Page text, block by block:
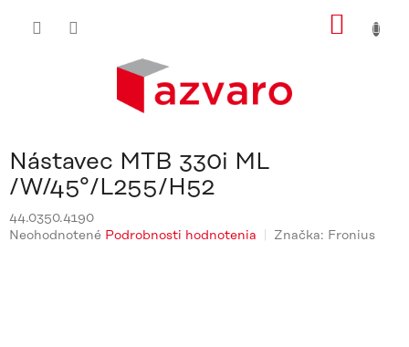
Nástavec MTB 330i ML
/W/45°/L255/H52
44.0350.4190
Priemerné
Neohodnotené Podrobnosti hodnotenia Značka: Fronius